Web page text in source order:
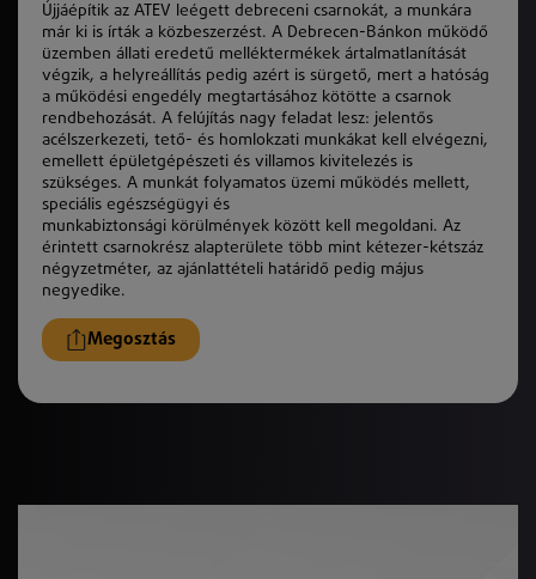
Újjáépítik az ATEV leégett debreceni csarnokát, a munkára
már ki is írták a közbeszerzést. A Debrecen-Bánkon mű ködő
üzemben állati eredetű melléktermékek ártalmatlanítását
végzik, a helyreállítás pedig azért is sürgető, mert a hatóság
a mű ködési engedély megtartásához kötötte a csarnok
rendbehozását. A felújítás nagy feladat lesz: jelentős
acélszerkezeti, tető- és homlokzati munkákat kell elvégezni,
emellett épületgépészeti és villamos kivitelezés is
szükséges. A munkát folyamatos üzemi mű ködés mellett,
speciális egészségügyi és
munkabiztonsági körülmények között kell megoldani. Az
érintett csarnokrész alapterülete több mint kétezer- kétszáz
négyzetméter, az ajánlattételi határidő pedig május
negyedike.
Megosztás